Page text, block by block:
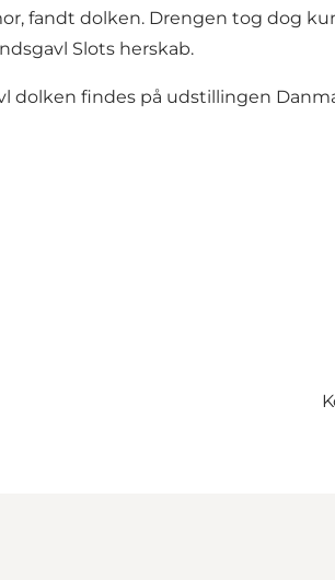
fandt dolken. Drengen tog dog
Slots herskab.
dolken findes på udstillingen